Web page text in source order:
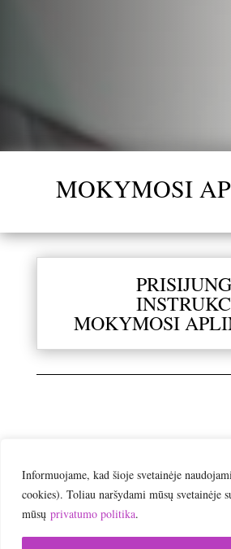
Informuojame, kad šioje svetainėje
cookies). Toliau naršydami mūsų svetainėje
mūsų privatumo politika.
MOKYMOSI
MOKYMOSI
Vartotojo el.paštas